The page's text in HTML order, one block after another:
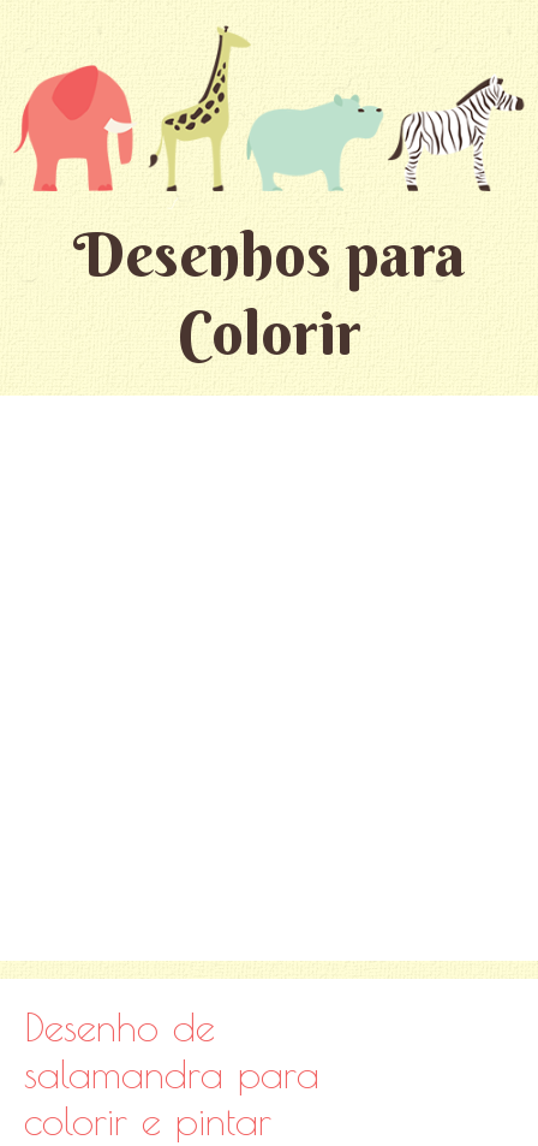
Desenhos para
Colorir
Desenho de
salamandra para
colorir e pintar